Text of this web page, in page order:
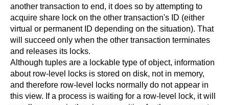
another transaction to end, it does so by attempting to
acquire share lock on the other transaction's ID (either
virtual or permanent ID depending on the situation). That
will succeed only when the other transaction terminates
and releases its locks.
Although tuples are a lockable type of object, information
about row-level locks is stored on disk, not in memory,
and therefore row-level locks normally do not appear in
this view. If a process is waiting for a row-level lock, it will